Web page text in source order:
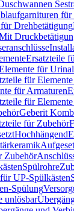
für
Drehbetätigung
Ersatzteile
für
für
für Armaturen
für
Geberit
für Zubehör
Hochhängend
Zubehör
Spülrohre
UP-Spülkästen
Spülung
unlösbar